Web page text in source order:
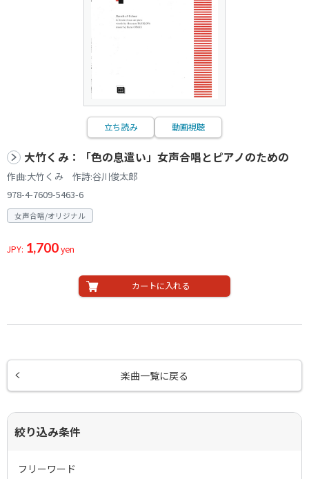
立ち読み 動画視聴
大竹くみ：「色の息遣い」女声合唱とピアノのための
作曲:大竹くみ 作詩:谷川俊太郎
978-4-7609-5463-6
女声合唱/オリジナル
JPY: 1,700yen
カートに入れる
楽曲一覧に戻る
絞り込み条件
フリーワード